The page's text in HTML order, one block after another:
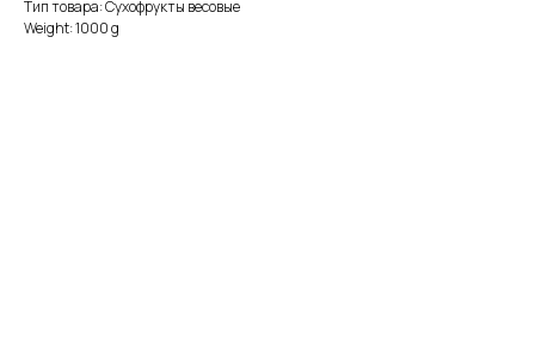
Тип товара: Сухофрукты весовые
Weight: 1000 g